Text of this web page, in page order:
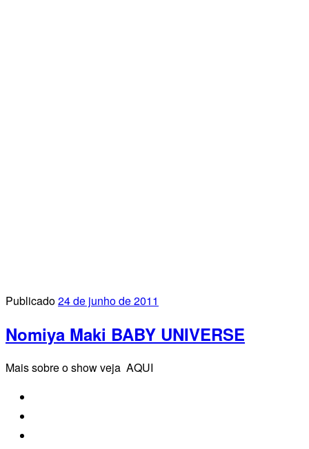
Publicado24 de junho de 2011
Nomiya Maki BABY UNIVERSE
Mais sobre o show veja AQUI